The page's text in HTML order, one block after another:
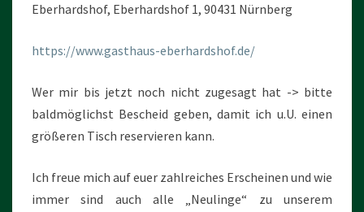
Eberhardshof, Eberhardshof 1, 90431 Nürnberg
https://www.gasthaus-eberhardshof.de/
Wer mir bis jetzt noch nicht zugesagt hat -> bitte
baldmöglichst Bescheid geben, damit ich u.U. einen
größeren Tisch reservieren kann.
Ich freue mich auf euer zahlreiches Erscheinen und wie
immer sind auch alle „Neulinge“ zu unserem